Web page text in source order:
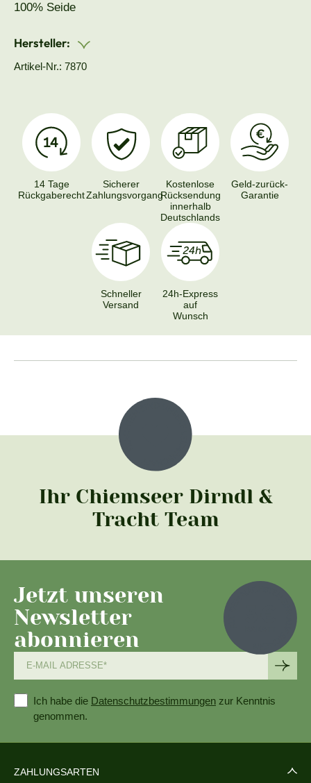
100% Seide
Hersteller:
Artikel-Nr.: 7870
14 Tage
Rückgaberecht
Sicherer
Zahlungsvorgang
Kostenlose
Rücksendung
innerhalb
Deutschlands
Geld-zurück-
Garantie
Schneller
Versand
24h-Express
auf
Wunsch
Ihr Chiemseer Dirndl &
Tracht Team
Jetzt unseren
Newsletter
abonnieren
Ich habe die Datenschutzbestimmungen zur Kenntnis
genommen.
ZAHLUNGSARTEN